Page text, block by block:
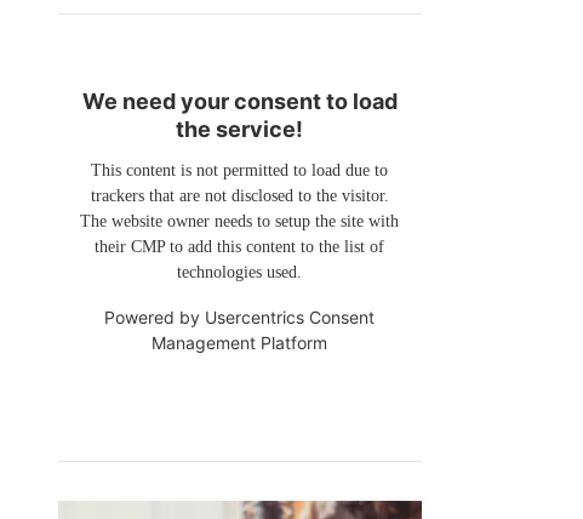
We need your consent to load
the service!
This content is not permitted to load due to
trackers that are not disclosed to the visitor.
The website owner needs to setup the site with
their CMP to add this content to the list of
technologies used.
Powered by Usercentrics Consent
Management Platform